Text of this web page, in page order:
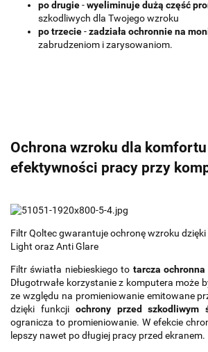
po drugie-wyeliminuje dużą część
szkodliwych dla Twojego wzroku
po trzecie-zadziała ochronnie na
zabrudzeniom i zarysowaniom.
Ochrona wzroku dla
efektywności pracy przy
Filtr Qoltec gwarantuje ochronę wzroku
Light oraz Anti Glare
Filtr światła niebieskiego to tarcza
Długotrwałe korzystanie z komputera może
ze względu na promieniowanie emitowane
dzięki funkcji ochrony przed szkodliwym
ogranicza to promieniowanie. W efekcie
lepszy nawet po długiej pracy przed ekranem.